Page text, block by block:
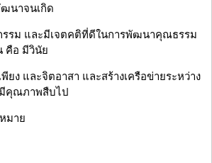
นาจนเกิด
รรม และมีเจตคติที่ดีในการพัฒนาคุณธรรม
คือ มีวินัย
ง และจิตอาสา และสร้างเครือข่ายระหว่าง
มีคุณภาพสืบไป
มาย